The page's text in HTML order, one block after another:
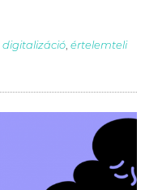
digitalizáció értelemteli